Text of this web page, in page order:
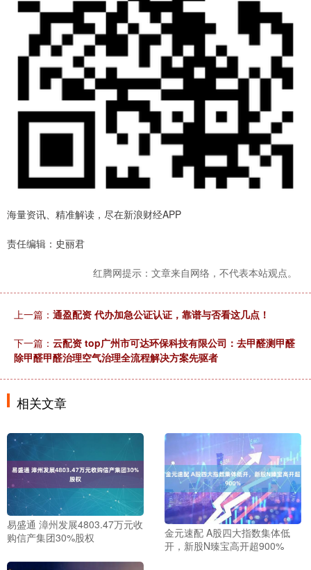
海量资讯、精准解读，尽在新浪财经APP
责任编辑：史丽君
红腾网提示：文章来自网络，不代表本站观点。
上一篇： 通盈配资 代办加急公证认证，靠谱与否看这几点！
下一篇： 云配资 top广州市可达环保科技有限公司：去甲醛测甲醛
除甲醛甲醛治理空气治理全流程解决方案先驱者
相关文章
易盛通 漳州发展4803.47万元收
购信产集团30%股权
金元速配 A股四大指数集体低
开，新股N臻宝高开超900%